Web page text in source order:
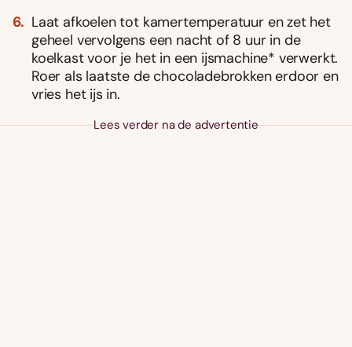
Laat afkoelen tot kamertemperatuur en zet het
geheel vervolgens een nacht of 8 uur in de
koelkast voor je het in een ijsmachine* verwerkt.
Roer als laatste de chocoladebrokken erdoor en
vries het ijs in.
Lees verder na de advertentie